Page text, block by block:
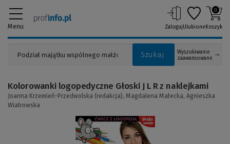
Menu
Szukaj
Wyszukiwanie
zaawansowane
ZalogujUlubione
0
Koszyk
Kolorowanki logopedyczne Głoski J L R z naklejkami
Joanna Krzemień-Przedwolska (redakcja), Magdalena Małecka, Agnieszka
Wiatrowska